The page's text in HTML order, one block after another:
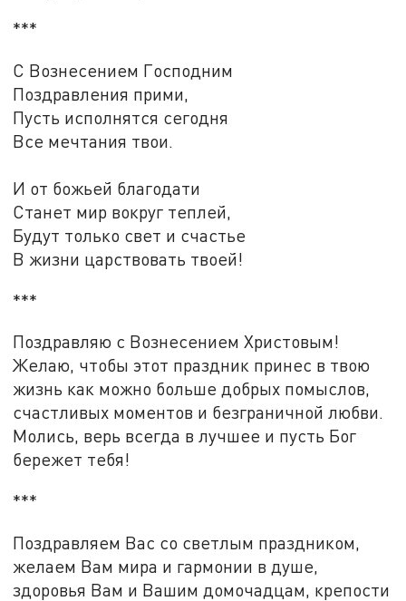
***
С Вознесением Господним
Поздравления прими,
Пусть исполнятся сегодня
Все мечтания твои.
И от божьей благодати
Станет мир вокруг теплей,
Будут только свет и счастье
В жизни царствовать твоей!
***
Поздравляю с Вознесением Христовым!
Желаю, чтобы этот праздник принес в твою
жизнь как можно больше добрых помыслов,
счастливых моментов и безграничной любви.
Молись, верь всегда в лучшее и пусть Бог
бережет тебя!
***
Поздравляем Вас со светлым праздником,
желаем Вам мира и гармонии в душе,
здоровья Вам и Вашим домочадцам, крепости